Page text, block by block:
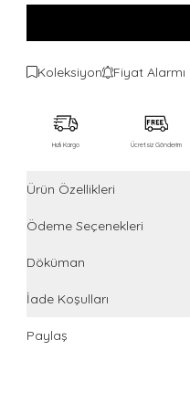
Koleksiyon Fiyat Alarmı
Hızlı Kargo Ücretsiz Gönderim
Ürün Özellikleri
Ödeme Seçenekleri
Döküman
İade Koşulları
Paylaş